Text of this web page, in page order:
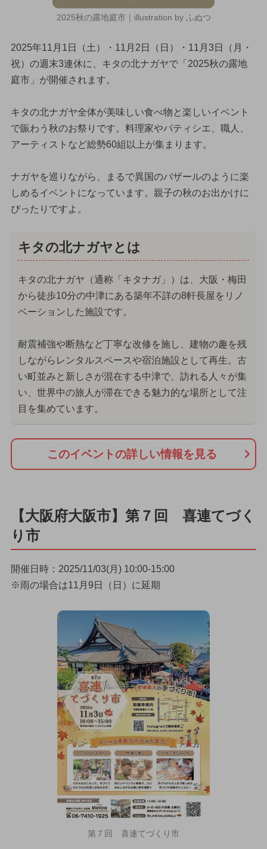
2025秋の露地庭市｜illustration by ふぬつ
2025年11月1日（土）・11月2日（日）・11月3日（月・
祝）の週末3連休に、キタの北ナガヤで「2025秋の露地
庭市」が開催されます。
キタの北ナガヤ全体が美味しい食べ物と楽しいイベント
で賑わう秋のお祭りです。料理家やパティシエ、職人、
アーティストなど総勢60組以上が集まります。
ナガヤを巡りながら、まるで異国のバザールのように楽
しめるイベントになっています。親子の秋のお出かけに
ぴったりですよ。
キタの北ナガヤとは
キタの北ナガヤ（通称「キタナガ」）は、大阪・梅田
から徒歩10分の中津にある築年不詳の8軒長屋をリノ
ベーションした施設です。
耐震補強や断熱など丁寧な改修を施し、建物の趣を残
しながらレンタルスペースや宿泊施設として再生。古
い町並みと新しさが混在する中津で、訪れる人々が集
い、世界中の旅人が滞在できる魅力的な場所として注
目を集めています。
このイベントの詳しい情報を見る
【大阪府大阪市】第７回 喜連てづく
り市
開催日時：2025/11/03(月) 10:00-15:00
※雨の場合は11月9日（日）に延期
第７回 喜連てづくり市